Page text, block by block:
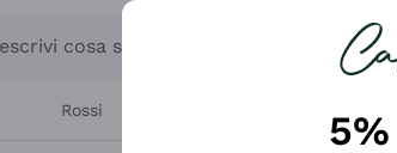
cosa stai cercando
Rossi